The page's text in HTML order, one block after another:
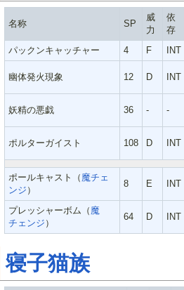
名称 SP
威
力
依
存
パックンキャッチャー
4 F INT
幽体発火現象 12 D INT
妖精の悪戯 36 - -
ポルターガイスト 108 D INT
ポールキャスト（ 魔チェ
ンジ ）
8 E INT
プレッシャーボム（ 魔
チェンジ ）
64 D INT
寝子猫族